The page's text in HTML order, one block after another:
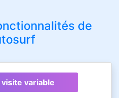
de
variable